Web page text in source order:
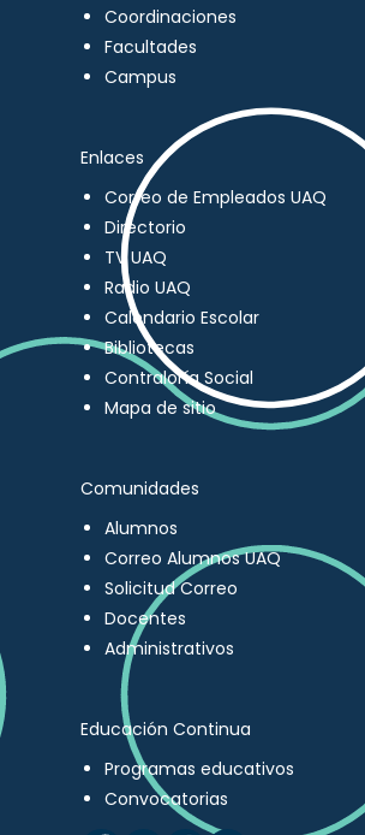
Coordinaciones
Facultades
Campus
Enlaces
Correo de Empleados UAQ
Directorio
TV UAQ
Radio UAQ
Calendario Escolar
Bibliotecas
Contraloría Social
Mapa de sitio
Comunidades
Alumnos
Correo Alumnos UAQ
Solicitud Correo
Docentes
Administrativos
Educación Continua
Programas educativos
Convocatorias